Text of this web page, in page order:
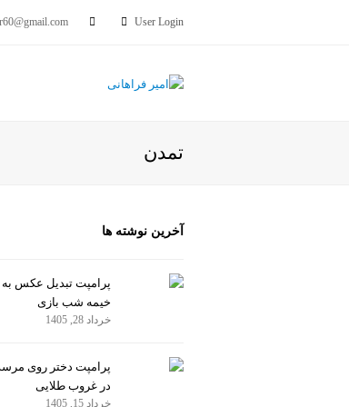
User Login
تمدن
آخرین نوشته ها
پرامپت تبدیل عکس
خیمه شب بازی
خرداد 28, 1405
پرامپت دختر روی
در غروب طلایی
خرداد 15, 1405